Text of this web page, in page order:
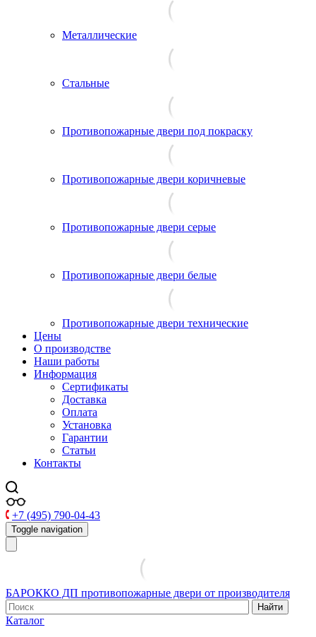
Металлические
Стальные
Противопожарные двери под покраску
Противопожарные двери коричневые
Противопожарные двери серые
Противопожарные двери белые
Противопожарные двери технические
Цены
О производстве
Наши работы
Информация
Сертификаты
Доставка
Оплата
Установка
Гарантии
Статьи
Контакты
+7 (495) 790-04-43
Toggle navigation
БАРОККО ДП противопожарные двери от производителя
Найти
Каталог